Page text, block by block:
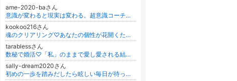
ame-2020-baさん
意識が変わると現実は変わる。超意識コーチング
kookoo216さん
魂のクリアリング♡あなたの個性が花開くための癒しのレッスン
tarablessさん
数秘で婚活♡「私」のままで愛し愛される結婚を叶える魔法
sally-dream2020さん
初めの一歩を踏みだしたら眩しい毎日が待っていた！アラフィフ社長が教えるお金も自由も手に入れる方法